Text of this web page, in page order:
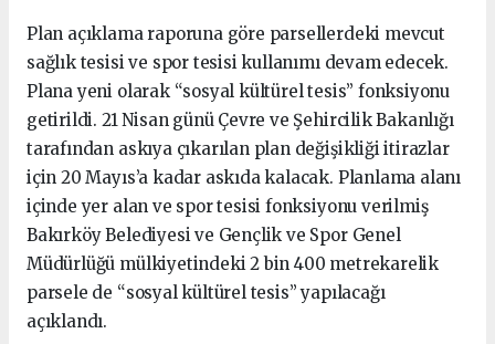
Plan açıklama raporuna göre parsellerdeki mevcut
sağlık tesisi ve spor tesisi kullanımı devam edecek.
Plana yeni olarak “sosyal kültürel tesis” fonksiyonu
getirildi. 21 Nisan günü Çevre ve Şehircilik Bakanlığı
tarafından askıya çıkarılan plan değişikliği itirazlar
için 20 Mayıs’a kadar askıda kalacak. Planlama alanı
içinde yer alan ve spor tesisi fonksiyonu verilmiş
Bakırköy Belediyesi ve Gençlik ve Spor Genel
Müdürlüğü mülkiyetindeki 2 bin 400 metrekarelik
parsele de “sosyal kültürel tesis” yapılacağı
açıklandı.